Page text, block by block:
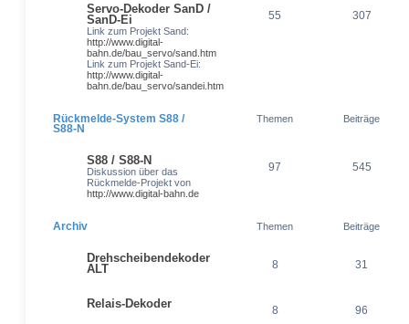
Servo-Dekoder SanD /
SanD-Ei
Link zum Projekt Sand:
http://www.digital-
bahn.de/bau_servo/sand.htm
Link zum Projekt Sand-Ei:
http://www.digital-
bahn.de/bau_servo/sandei.htm
55 307
Rückmelde-System S88 /
S88-N
Themen Beiträge
S88 / S88-N
Diskussion über das
Rückmelde-Projekt von
http://www.digital-bahn.de
97 545
Archiv Themen Beiträge
Drehscheibendekoder
ALT
8 31
Relais-Dekoder 8 96